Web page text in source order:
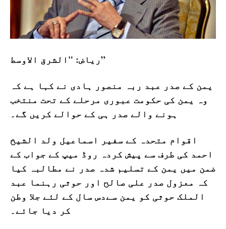
ریاض: "الشرق الاوسط”
یمن کے صدر عبد ربہ منصور ہادی نے کہا ہے کہ
وہ یمن کی حکومت عبوری مرحلے کے تحت منتخب
ہونے والے صدر ہی کے حوالے کریں گے۔
اقوام متحدہ کے سفیر اسماعیل ولد الشیخ
احمد کی طرف سے پیش کردہ روڈ میپ کے جواب کے
ضمن میں یمن کے تسلیم شدہ صدر نے مطالبہ کیا
کہ معزول صدر علی صالح اور حوثی رہنما عبد
الملک حوثی کو یمن سےدس سال کے لئے جلا وطن
کر دیا جائے۔